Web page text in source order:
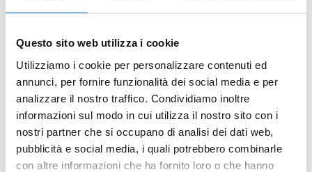
Questo sito web utilizza i cookie
Utilizziamo i cookie per personalizzare contenuti ed
annunci, per fornire funzionalità dei social media e per
analizzare il nostro traffico. Condividiamo inoltre
informazioni sul modo in cui utilizza il nostro sito con i
nostri partner che si occupano di analisi dei dati web,
pubblicità e social media, i quali potrebbero combinarle
con altre informazioni che ha fornito loro o che hanno
€240.000,00 2 1 60 mq
In evidenza